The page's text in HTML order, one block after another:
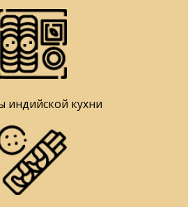
индийской кухни